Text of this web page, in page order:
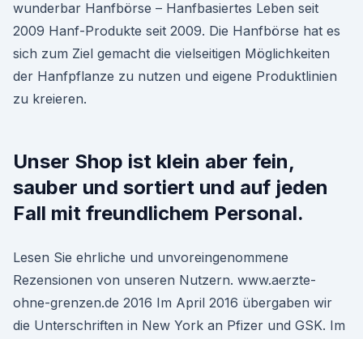
wunderbar Hanfbörse – Hanfbasiertes Leben seit
2009 Hanf-Produkte seit 2009. Die Hanfbörse hat es
sich zum Ziel gemacht die vielseitigen Möglichkeiten
der Hanfpflanze zu nutzen und eigene Produktlinien
zu kreieren.
Unser Shop ist klein aber fein,
sauber und sortiert und auf jeden
Fall mit freundlichem Personal.
Lesen Sie ehrliche und unvoreingenommene
Rezensionen von unseren Nutzern. www.aerzte-
ohne-grenzen.de 2016 Im April 2016 übergaben wir
die Unterschriften in New York an Pfizer und GSK. Im